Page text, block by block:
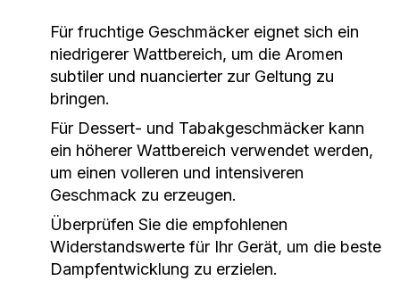
Für fruchtige Geschmäcker eignet sich ein
niedrigerer Wattbereich, um die Aromen
subtiler und nuancierter zur Geltung zu
bringen.
Für Dessert- und Tabakgeschmäcker kann
ein höherer Wattbereich verwendet werden,
um einen volleren und intensiveren
Geschmack zu erzeugen.
Überprüfen Sie die empfohlenen
Widerstandswerte für Ihr Gerät, um die beste
Dampfentwicklung zu erzielen.